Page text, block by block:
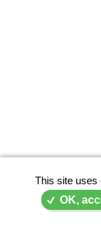
This site uses
OK,